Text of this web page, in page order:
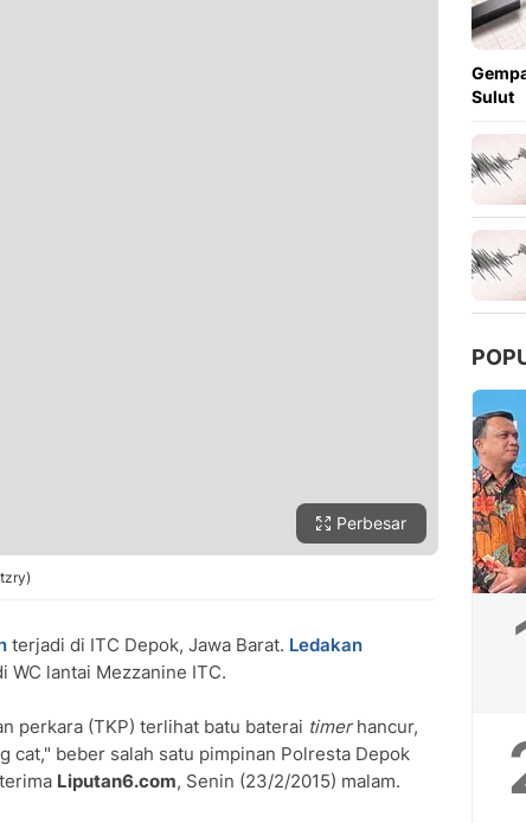
Perbesar
terjadi di ITC Depok, Jawa Barat. Ledakan
lantai Mezzanine ITC.
perkara (TKP) terlihat batu baterai timerhancur,
cat," beber salah satu pimpinan Polresta Depok
Liputan6.com, Senin (23/2/2015) malam.
Sulut